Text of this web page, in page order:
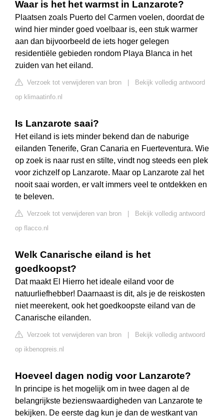
Waar is het het warmst in Lanzarote?
Plaatsen zoals Puerto del Carmen voelen, doordat de
wind hier minder goed voelbaar is, een stuk warmer
aan dan bijvoorbeeld de iets hoger gelegen
residentiële gebieden rondom Playa Blanca in het
zuiden van het eiland.
Verzoek tot verwijderen van bron
Bekijk volledig antwoord
op klimaatinfo.nl
Is Lanzarote saai?
Het eiland is iets minder bekend dan de naburige
eilanden Tenerife, Gran Canaria en Fuerteventura. Wie
op zoek is naar rust en stilte, vindt nog steeds een plek
voor zichzelf op Lanzarote. Maar op Lanzarote zal het
nooit saai worden, er valt immers veel te ontdekken en
te beleven.
Verzoek tot verwijderen van bron
Bekijk volledig antwoord
op flacco.nl
Welk Canarische eiland is het
goedkoopst?
Dat maakt El Hierro het ideale eiland voor de
natuurliefhebber! Daarnaast is dit, als je de reiskosten
niet meerekent, ook het goedkoopste eiland van de
Canarische eilanden.
Verzoek tot verwijderen van bron
Bekijk volledig antwoord
op ikbenopreis.nl
Hoeveel dagen nodig voor Lanzarote?
In principe is het mogelijk om in twee dagen al de
belangrijkste bezienswaardigheden van Lanzarote te
bekijken. De eerste dag kun je dan de westkant van